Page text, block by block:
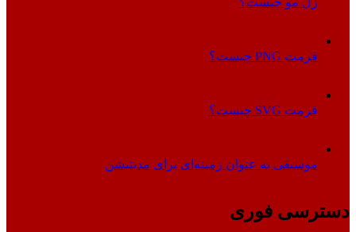
فرمت PNG چیست؟
فرمت SVG چیست؟
موسیقی به عنوان زمینه‌ای برای مدیتیشن
دسترسی فوری